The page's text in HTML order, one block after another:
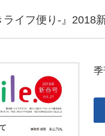
イフ便り-』2018
季